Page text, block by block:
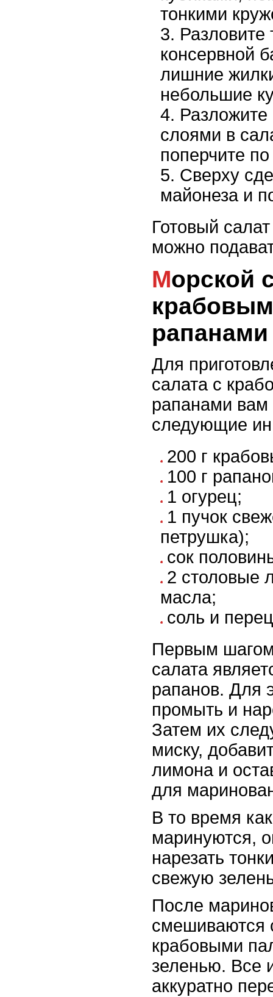
тонкими
Разловите
консервной
лишние
небольшие
Разложите
слоями в
поперчите по
Сверху
майонеза и
Готовый
можно
Морской салат с
рапанами
Для
салата с
рапанами вам
следующие
200 г
100 г
1 огурец;
1 пучок
петрушка);
сок
2 столовые
масла;
соль и
Первым шагом
салата
рапанов. Для
промыть и
Затем их
миску,
лимона и
для
В то время
маринуются,
нарезать
свежую
После
смешиваются
крабовыми
зеленью. Все
аккуратно